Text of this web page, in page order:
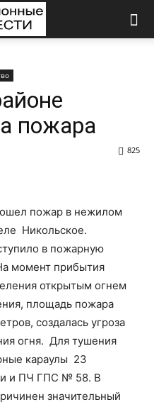
пожара
825
пожар в нежилом
Никольское.
в пожарную
момент прибытия
открытым огнем
площадь пожара
создалась угроза
огня. Для тушения
караулы 23
и ПЧ ГПС № 58. В
значительный